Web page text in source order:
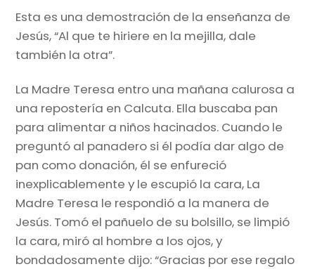
Esta es una demostración de la enseñanza de
Jesús, “Al que te hiriere en la mejilla, dale
también la otra”.
La Madre Teresa entro una mañana calurosa a
una repostería en Calcuta. Ella buscaba pan
para alimentar a niños hacinados. Cuando le
preguntó al panadero si él podía dar algo de
pan como donación, él se enfureció
inexplicablemente y le escupió la cara, La
Madre Teresa le respondió a la manera de
Jesús. Tomó el pañuelo de su bolsillo, se limpió
la cara, miró al hombre a los ojos, y
bondadosamente dijo: “Gracias por ese regalo